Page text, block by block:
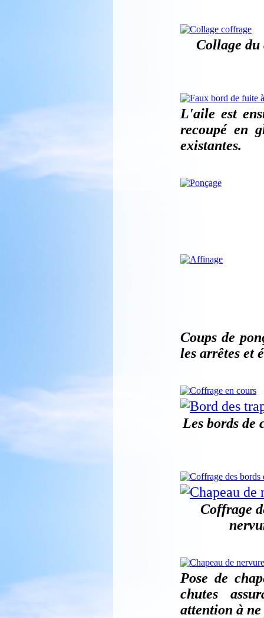
Collage du
L'aile est
recoupé en
existantes.
Coups de
les arrêtes et
Les bords de
Coffrage
Pose de
chutes
attention à